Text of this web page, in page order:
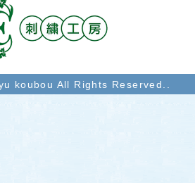
koubou All Rights Reserved..